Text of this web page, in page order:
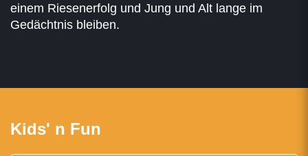
Kids' n Fun
einem Riesenerfolg und Jung und Alt lange im
Gedächtnis bleiben.